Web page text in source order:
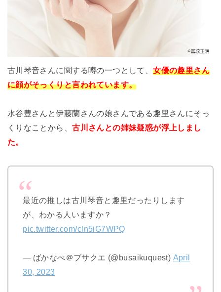
古川琴音さんに関する噂の一つとして、女優の趣里さん
に顔がそっくりと言われています。
水谷豊さんと伊藤蘭さんの娘さんである趣里さんにそっ
くりなことから、古川さんとの姉妹疑惑が浮上しまし
た。
最近の推しは古川琴音と趣里だったりします
が、わかる人いますか？
pic.twitter.com/cln5iG7WPQ
— ばかなべ＠ブサクエ (@busaikuquest) April
30, 2023